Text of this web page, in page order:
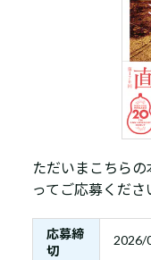
ただいまこちら
ってご応募くださ
応募締
切
2026/